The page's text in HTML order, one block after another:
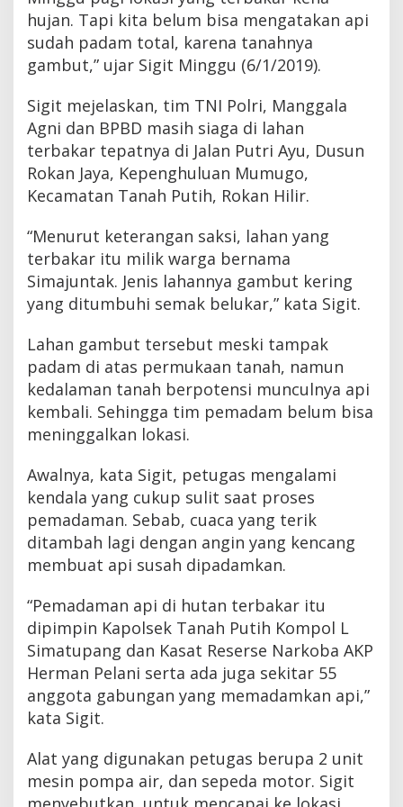
i
p
a
s
K
e
a
k
a
r
n
S
s
u
n
hujan. Tapi kita belum bisa mengatakan api
sudah padam total, karena tanahnya
gambut,” ujar Sigit Minggu (6/1/2019).
Sigit mejelaskan, tim TNI Polri, Manggala
Agni dan BPBD masih siaga di lahan
terbakar tepatnya di Jalan Putri Ayu, Dusun
Rokan Jaya, Kepenghuluan Mumugo,
Kecamatan Tanah Putih, Rokan Hilir.
“Menurut keterangan saksi, lahan yang
terbakar itu milik warga bernama
Simajuntak. Jenis lahannya gambut kering
yang ditumbuhi semak belukar,” kata Sigit.
Lahan gambut tersebut meski tampak
padam di atas permukaan tanah, namun
kedalaman tanah berpotensi munculnya api
kembali. Sehingga tim pemadam belum bisa
meninggalkan lokasi.
Awalnya, kata Sigit, petugas mengalami
kendala yang cukup sulit saat proses
pemadaman. Sebab, cuaca yang terik
ditambah lagi dengan angin yang kencang
membuat api susah dipadamkan.
“Pemadaman api di hutan terbakar itu
dipimpin Kapolsek Tanah Putih Kompol L
Simatupang dan Kasat Reserse Narkoba AKP
Herman Pelani serta ada juga sekitar 55
anggota gabungan yang memadamkan api,”
kata Sigit.
Alat yang digunakan petugas berupa 2 unit
mesin pompa air, dan sepeda motor. Sigit